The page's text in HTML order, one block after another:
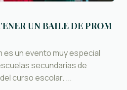
UN BAILE DE PROM
es un evento muy especial
secundarias de
curso escolar. ...